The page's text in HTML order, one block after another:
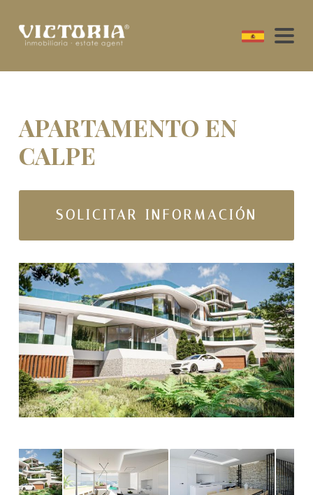
APARTAMENTO EN
CALPE
SOLICITAR INFORMACIÓN